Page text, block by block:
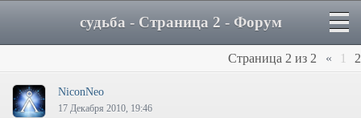
судьба - Страница 2 - Форум
Страница 2 из 2 « 1 2
NiconNeo
17 Декабря 2010, 19:46